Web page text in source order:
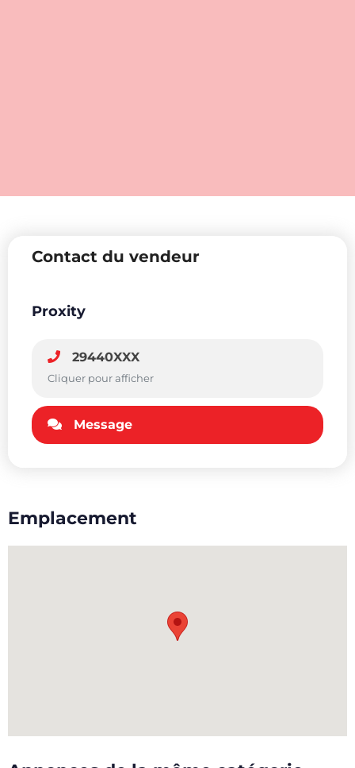
Contact du vendeur
Proxity
29440XXX
Cliquer pour afficher
Message
Emplacement